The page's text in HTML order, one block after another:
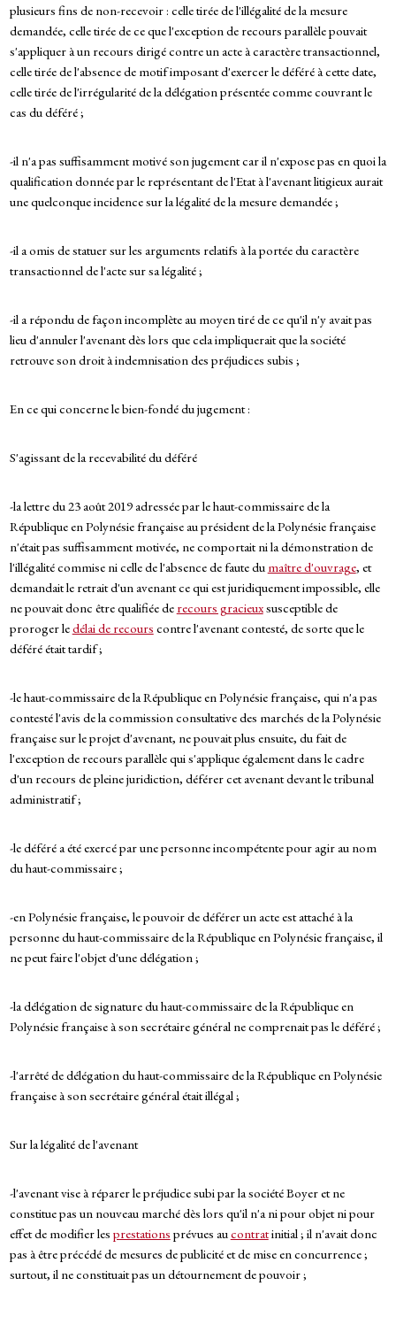
plusieurs fins de non-recevoir : celle tirée de l'illégalité de la mesure
demandée, celle tirée de ce que l'exception de recours parallèle pouvait
s'appliquer à un recours dirigé contre un acte à caractère transactionnel,
celle tirée de l'absence de motif imposant d'exercer le déféré à cette date,
celle tirée de l'irrégularité de la délégation présentée comme couvrant le
cas du déféré ;
-il n'a pas suffisamment motivé son jugement car il n'expose pas en quoi la
qualification donnée par le représentant de l'Etat à l'avenant litigieux aurait
une quelconque incidence sur la légalité de la mesure demandée ;
-il a omis de statuer sur les arguments relatifs à la portée du caractère
transactionnel de l'acte sur sa légalité ;
-il a répondu de façon incomplète au moyen tiré de ce qu'il n'y avait pas
lieu d'annuler l'avenant dès lors que cela impliquerait que la société
retrouve son droit à indemnisation des préjudices subis ;
En ce qui concerne le bien-fondé du jugement :
S'agissant de la recevabilité du déféré
-la lettre du 23 août 2019 adressée par le haut-commissaire de la
République en Polynésie française au président de la Polynésie française
n'était pas suffisamment motivée, ne comportait ni la démonstration de
l'illégalité commise ni celle de l'absence de faute du maître d'ouvrage, et
demandait le retrait d'un avenant ce qui est juridiquement impossible, elle
ne pouvait donc être qualifiée de recours gracieuxsusceptible de
proroger ledélai de recours contre l'avenant contesté, de sorte que le
déféré était tardif ;
-le haut-commissaire de la République en Polynésie française, qui n'a pas
contesté l'avis de la commission consultative des marchés de la Polynésie
française sur le projet d'avenant, ne pouvait plus ensuite, du fait de
l'exception de recours parallèle qui s'applique également dans le cadre
d'un recours de pleine juridiction, déférer cet avenant devant le tribunal
administratif ;
-le déféré a été exercé par une personne incompétente pour agir au nom
du haut-commissaire ;
-en Polynésie française, le pouvoir de déférer un acte est attaché à la
personne du haut-commissaire de la République en Polynésie française, il
ne peut faire l'objet d'une délégation ;
-la délégation de signature du haut-commissaire de la République en
Polynésie française à son secrétaire général ne comprenait pas le déféré ;
-l'arrêté de délégation du haut-commissaire de la République en Polynésie
française à son secrétaire général était illégal ;
Sur la légalité de l'avenant
-l'avenant vise à réparer le préjudice subi par la société Boyer et ne
constitue pas un nouveau marché dès lors qu'il n'a ni pour objet ni pour
effet de modifier les prestations prévues aucontratinitial ; il n'avait donc
pas à être précédé de mesures de publicité et de mise en concurrence ;
surtout, il ne constituait pas un détournement de pouvoir ;